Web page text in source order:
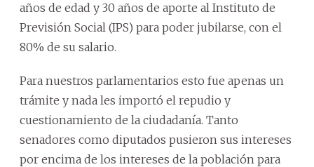
años de edad y 30 años de aporte al Instituto de
Previsión Social (IPS) para poder jubilarse, con el
80% de su salario.
Para nuestros parlamentarios esto fue apenas un
trámite y nada les importó el repudio y
cuestionamiento de la ciudadanía. Tanto
senadores como diputados pusieron sus intereses
por encima de los intereses de la población para